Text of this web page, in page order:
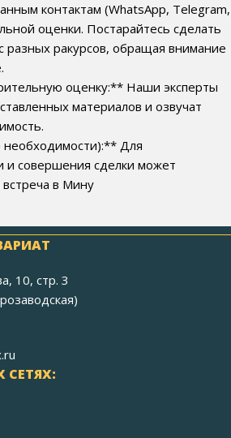
контактам (WhatsApp, Telegram,
оценки. Постарайтесь сделать
разных ракурсов, обращая внимание
оценку:** Наши эксперты
материалов и озвучат
необходимости):** Для
и совершения сделки может
встреча в Мину
10, стр. 3